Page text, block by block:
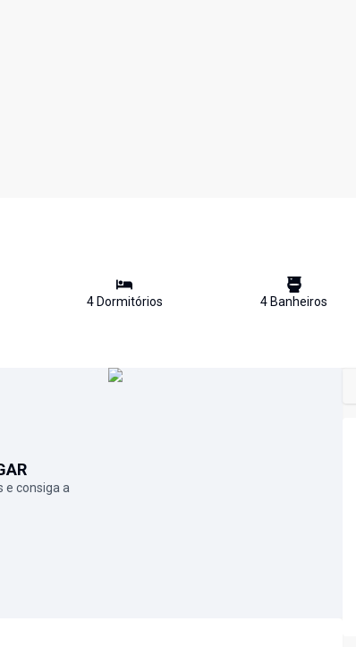
4Dormitórios 4 Banheiros
e consiga a